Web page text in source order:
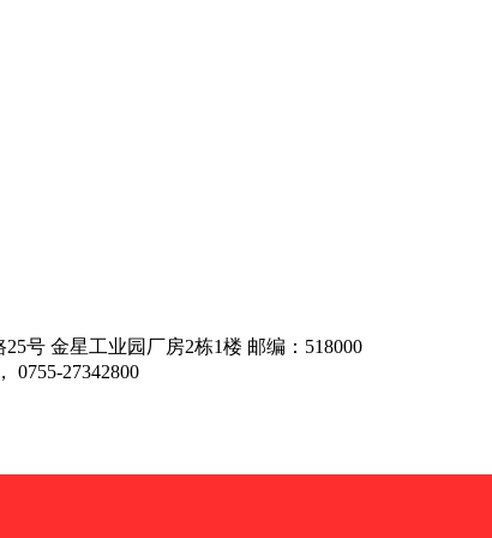
号 金星工业园厂房2栋1楼 邮编：518000
0755-27342800